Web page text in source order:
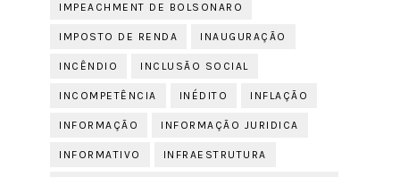
IMPEACHMENT DE BOLSONARO
IMPOSTO DE RENDA INAUGURAÇÃO
INCÊNDIO INCLUSÃO SOCIAL
INCOMPETÊNCIA INÉDITO INFLAÇÃO
INFORMAÇÃO INFORMAÇÃO JURIDICA
INFORMATIVO INFRAESTRUTURA